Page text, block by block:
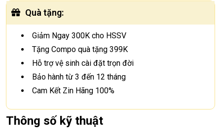
Quà tặng:
Giảm Ngay 300K cho HSSV
Tặng Compo quà tặng 399K
Hỗ trợ vệ sinh cài đặt trọn đời
Bảo hành từ 3 đến 12 tháng
Cam Kết Zin Hãng 100%
Thông số kỹ thuật